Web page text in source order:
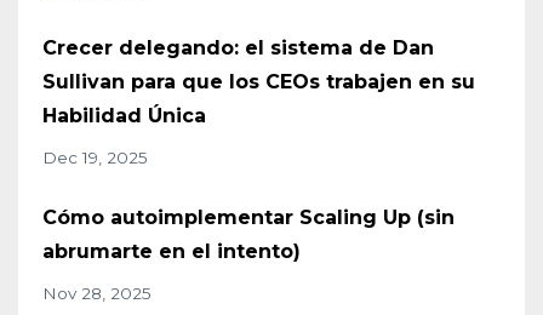
Crecer delegando: el sistema de Dan
Sullivan para que los CEOs trabajen en su
Habilidad Única
Dec 19, 2025
Cómo autoimplementar Scaling Up (sin
abrumarte en el intento)
Nov 28, 2025